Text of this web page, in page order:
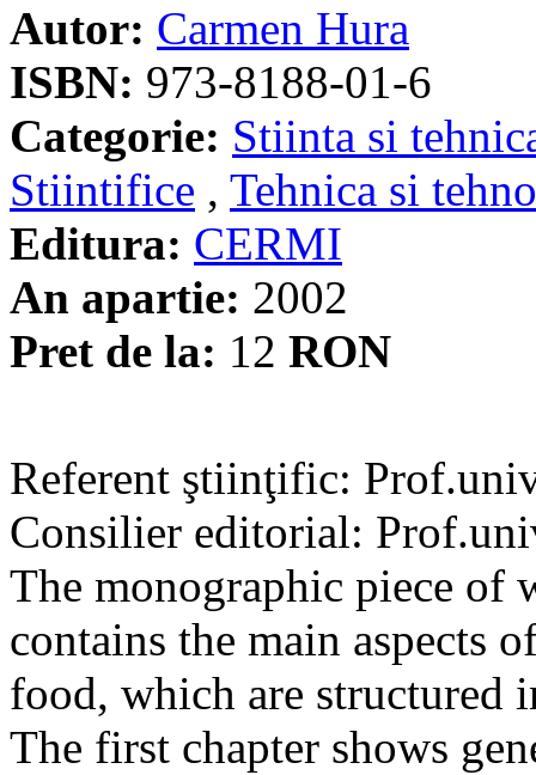
Autor: Carmen Hura
ISBN: 973-8188-01-6
Categorie: Stiinta si
Stiintifice , Tehnica si
Editura: CERMI
An apartie: 2002
Pret de la: 12 RON
Referent ştiinţific:
Consilier editorial:
The monographic piece of
contains the main aspects
food, which are structured
The first chapter shows